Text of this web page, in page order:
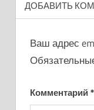
ДОБАВИТЬ
Ваш адрес
Комментарий *